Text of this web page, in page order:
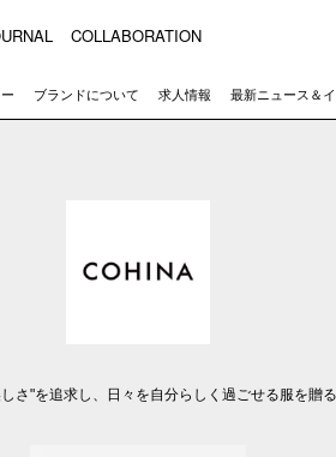
COLLABORATION
ー 利用規約 運営会社
ブランドについて 求人情報 最新ニュース＆
さ"を追求し、日々を自分らしく過ごせる服を贈る